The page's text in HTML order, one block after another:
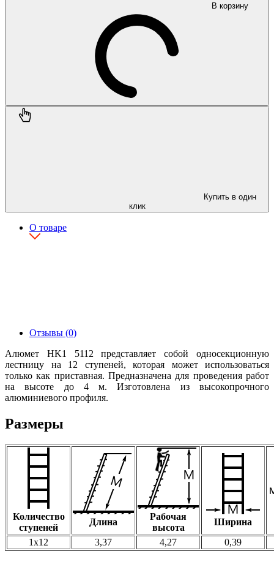
В корзину
Купить в один
клик
О товаре
Отзывы (0)
Алюмет HK1 5112 представляет собой односекционную
лестницу на 12 ступеней, которая может использоваться
только как приставная. Предназначена для проведения работ
на высоте до 4 м. Изготовлена из высокопрочного
алюминиевого профиля.
Размеры
Количество
ступеней
Длина
Рабочая
высота
Ширина
1х12
3,37 4,27 0,39